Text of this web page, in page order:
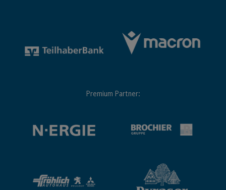
Premium Partner: